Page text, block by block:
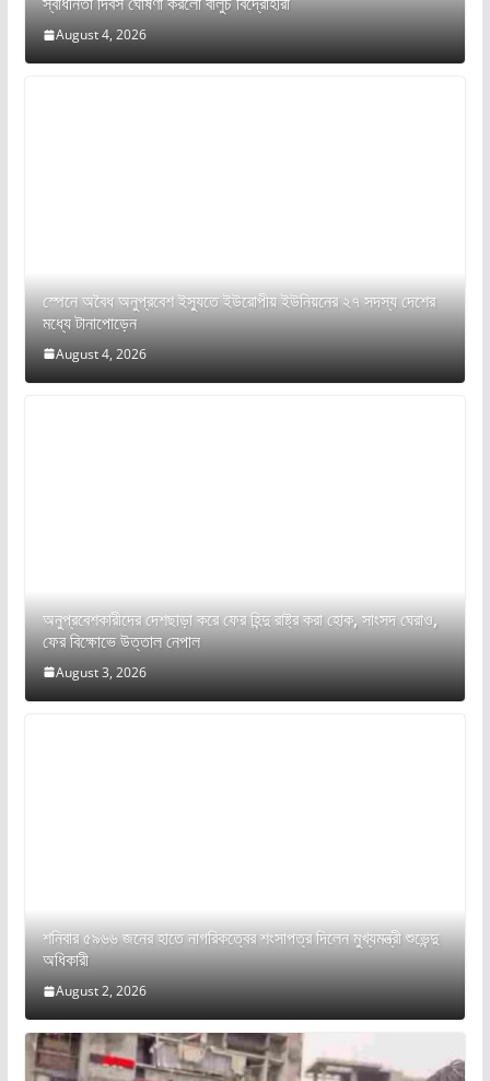
August 4, 2026
স্পেনে অবৈধ অনুপ্রবেশ ইস্যুতে ইউরোপীয় ইউনিয়নের ২৭ সদস্য দেশের
মধ্যে টানাপোড়েন
August 4, 2026
অনুপ্রবেশকারীদের দেশছাড়া করে ফের হিন্দু রাষ্ট্র করা হোক, সাংসদ ঘেরাও,
ফের বিক্ষোভে উত্তাল নেপাল
August 3, 2026
শনিবার ৫৯৬৬ জনের হাতে নাগরিকত্বের শংসাপত্র দিলেন মুখ্যমন্ত্রী শুভেন্দু
অধিকারী
August 2, 2026